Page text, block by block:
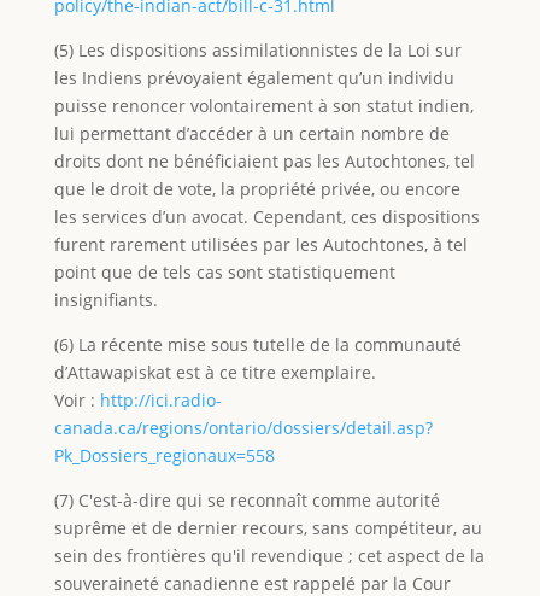
policy/the-indian-act/bill-c-31.html
(5) Les dispositions assimilationnistes de la Loi sur
les Indiens prévoyaient également qu’un individu
puisse renoncer volontairement à son statut indien,
lui permettant d’accéder à un certain nombre de
droits dont ne bénéficiaient pas les Autochtones, tel
que le droit de vote, la propriété privée, ou encore
les services d’un avocat. Cependant, ces dispositions
furent rarement utilisées par les Autochtones, à tel
point que de tels cas sont statistiquement
insignifiants.
(6) La récente mise sous tutelle de la communauté
d’Attawapiskat est à ce titre exemplaire.
Voir : http://ici.radio-
canada.ca/regions/ontario/dossiers/detail.asp?
Pk_Dossiers_regionaux=558
(7) C'est-à-dire qui se reconnaît comme autorité
suprême et de dernier recours, sans compétiteur, au
sein des frontières qu'il revendique ; cet aspect de la
souveraineté canadienne est rappelé par la Cour